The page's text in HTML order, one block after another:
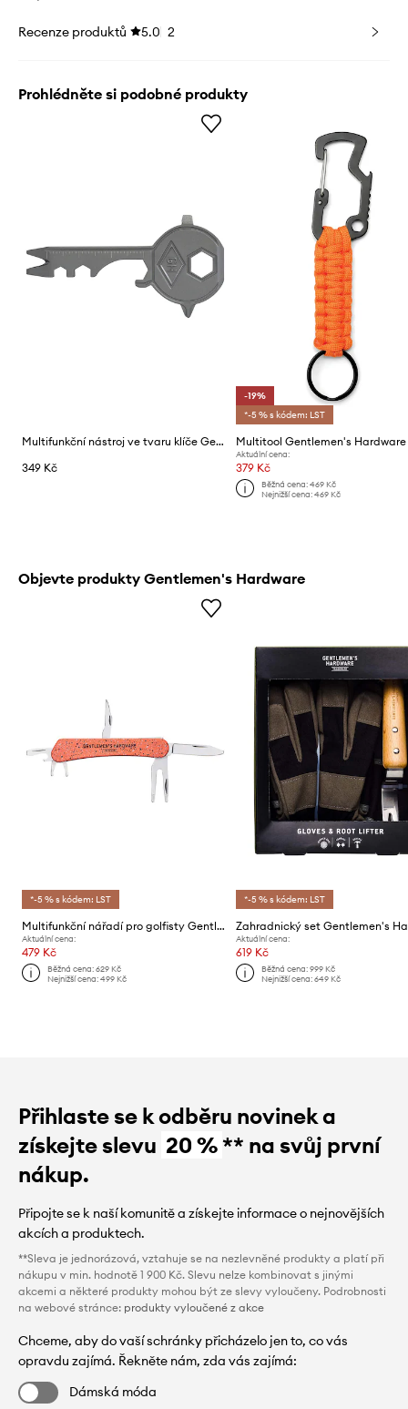
Recenze produktů 5.0 2
Prohlédněte si podobné produkty
Multifunkční nástroj ve tvaru klíče Gentlemen's Hardware
349 Kč
-19%
*-5 % s kódem: LST
Aktuální cena:
379 Kč
Běžná cena: 469 Kč
Nejnižší cena: 469 Kč
Objevte produkty Gentlemen's Hardware
*-5 % s kódem: LST
Multifunkční nářadí pro golfisty Gentlemen's Hardware
Aktuální cena:
479 Kč
Běžná cena:629 Kč
Nejnižší cena:499 Kč
*-5 % s kódem: LST
Aktuální cena:
619 Kč
Běžná cena: 999 Kč
Nejnižší cena: 649 Kč
Přihlaste se k odběru novinek a
získejte slevu 20 %** na svůj první
nákup.
Připojte se k naší komunitě a získejte informace o nejnovějších
akcích a produktech.
**Sleva je jednorázová, vztahuje se na nezlevněné produkty a platí při
nákupu v min. hodnotě 1 900 Kč. Slevu nelze kombinovat s jinými
akcemi a některé produkty mohou být ze slevy vyloučeny. Podrobnosti
na webové stránce: produkty vyloučené z akce
Chceme, aby do vaší schránky přicházelo jen to, co vás
opravdu zajímá. Řekněte nám, zda vás zajímá:
Dámská móda